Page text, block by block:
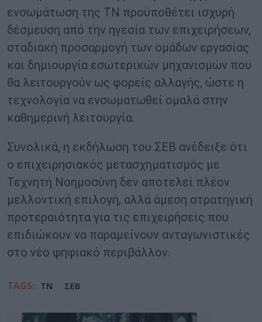
ενσωμάτωση της ΤΝ προϋποθέτει ισχυρή
δέσμευση από την ηγεσία των επιχειρήσεων,
σταδιακή προσαρμογή των ομάδων εργασίας
και δημιουργία εσωτερικών μηχανισμών που
θα λειτουργούν ως φορείς αλλαγής, ώστε η
τεχνολογία να ενσωματωθεί ομαλά στην
καθημερινή λειτουργία.
Συνολικά, η εκδήλωση του ΣΕΒ ανέδειξε ότι
ο επιχειρησιακός μετασχηματισμός με
Τεχνητή Νοημοσύνη δεν αποτελεί πλέον
μελλοντική επιλογή, αλλά άμεση στρατηγική
προτεραιότητα για τις επιχειρήσεις που
επιδιώκουν να παραμείνουν ανταγωνιστικές
στο νέο ψηφιακό περιβάλλον.
TAGS: TN ΣΕΒ